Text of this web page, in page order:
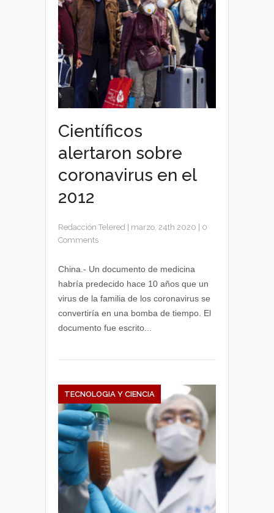
Científicos
alertaron sobre
coronavirus en el
2012
Redacción Telered marzo, 24th 2020
0
Comments
China.- Un documento de medicina
habría predecido hace 10 años que un
virus de la familia de los coronavirus se
convertiría en una bomba de tiempo. El
documento fue escrito...
TECNOLOGIA Y CIENCIA